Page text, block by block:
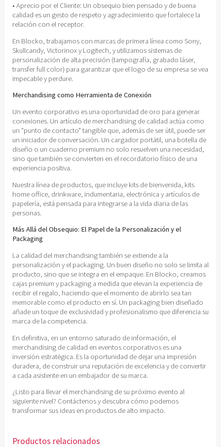
• Aprecio por el Cliente: Un obsequio bien pensado y de buena
calidad es un gesto de respeto y agradecimiento que fortalece la
relación con el receptor.
En Blocko, trabajamos con marcas de primera línea como Sony,
Skullcandy, Victorinox y Logitech, y utilizamos sistemas de
personalización de alta precisión (tampografía, grabado láser,
transfer full color) para garantizar que el logo de su empresa se vea
impecable y perdure.
Merchandising como Herramienta de Conexión
Un evento corporativo es una oportunidad de oro para generar
conexiones. Un artículo de merchandising de calidad actúa como
un "punto de contacto" tangible que, además de ser útil, puede ser
un iniciador de conversación. Un cargador portátil, una botella de
diseño o un cuaderno premium no solo resuelven una necesidad,
sino que también se convierten en el recordatorio físico de una
experiencia positiva.
Nuestra línea de productos, que incluye kits de bienvenida, kits
home office, drinkware, indumentaria, electrónica y artículos de
papelería, está pensada para integrarse a la vida diaria de las
personas.
Más Allá del Obsequio: El Papel de la Personalización y el
Packaging
La calidad del merchandising también se extiende a la
personalización y el packaging. Un buen diseño no solo se limita al
producto, sino que se integra en el empaque. En Blocko, creamos
cajas premium y packaging a medida que elevan la experiencia de
recibir el regalo, haciendo que el momento de abrirlo sea tan
memorable como el producto en sí. Un packaging bien diseñado
añade un toque de exclusividad y profesionalismo que diferencia su
marca de la competencia.
En definitiva, en un entorno saturado de información, el
merchandising de calidad en eventos corporativos es una
inversión estratégica. Es la oportunidad de dejar una impresión
duradera, de construir una reputación de excelencia y de convertir
a cada asistente en un embajador de su marca.
¿Listo para llevar el merchandising de su próximo evento al
siguiente nivel? Contáctenos y descubra cómo podemos
transformar sus ideas en productos de alto impacto.
Productos relacionados